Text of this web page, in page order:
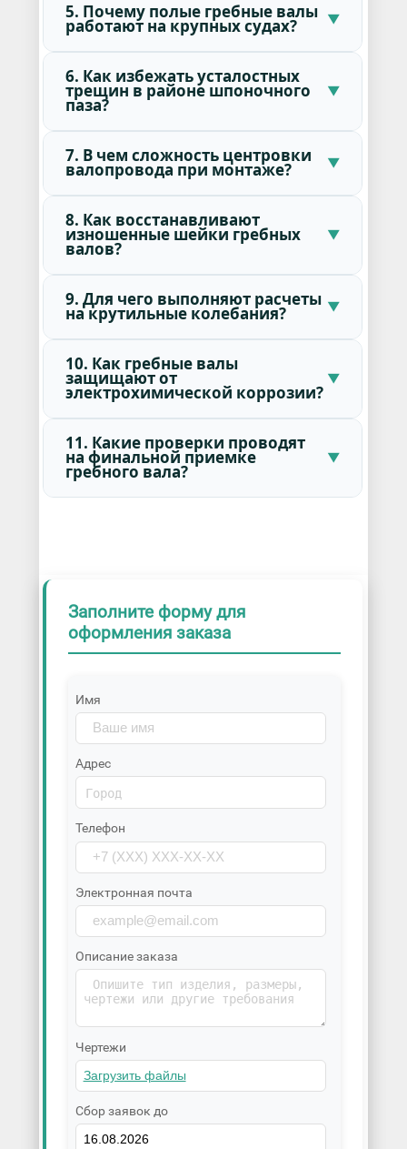
5. Почему полые гребные валы
работают на крупных судах?
6. Как избежать усталостных
трещин в районе шпоночного
паза?
7. В чем сложность центровки
валопровода при монтаже?
8. Как восстанавливают
изношенные шейки гребных
валов?
9. Для чего выполняют расчеты
на крутильные колебания?
10. Как гребные валы
защищают от
электрохимической коррозии?
11. Какие проверки проводят
на финальной приемке
гребного вала?
Заполните форму для
оформления заказа
Имя
Адрес
Телефон
Электронная почта
Описание заказа
Чертежи
Сбор заявок до